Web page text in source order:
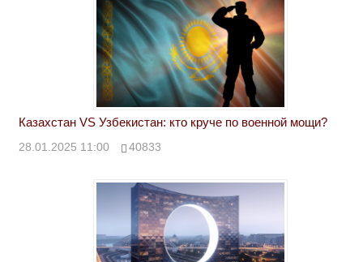
Казахстан VS Узбекистан: кто круче по военной мощи?
28.01.2025 11:00 40833